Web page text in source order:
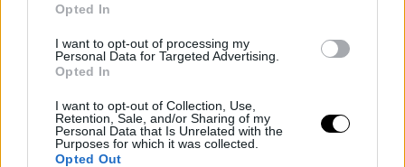
Opted In
I want to opt-out of processing my
Personal Data for Targeted Advertising.
Opted In
I want to opt-out of Collection, Use,
Retention, Sale, and/or Sharing of my
Personal Data that Is Unrelated with the
Purposes for which it was collected.
Opted Out